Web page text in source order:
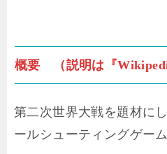
概要 （説明は『
第二次世界大戦を題材に
ールシューティングゲーム